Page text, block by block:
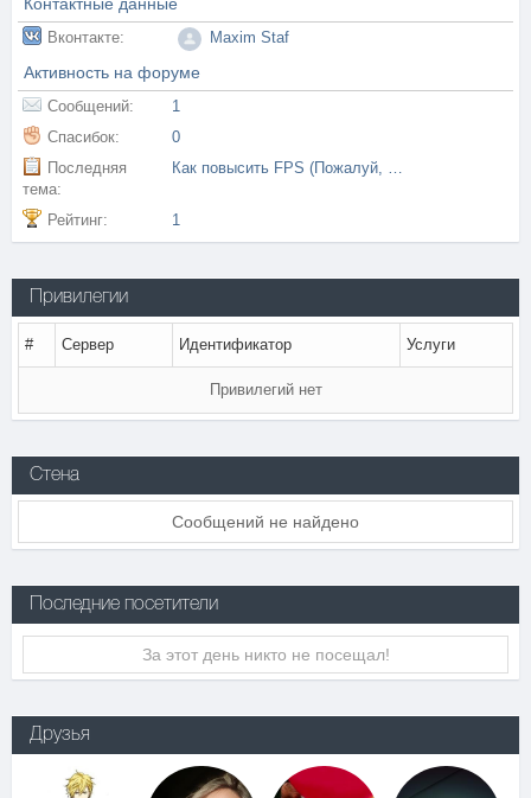
Вконтакте: Maxim Staf
Активность на форуме
Сообщений:
1
Спасибок:
0
Последняя
тема:
Как повысить FPS (Пожалуй, лучшее обучающее видео)
Рейтинг: 1
Привилегии
# Сервер Идентификатор Услуги
Привилегий нет
Стена
Сообщений не найдено
Последние посетители
За этот день никто не посещал!
Друзья